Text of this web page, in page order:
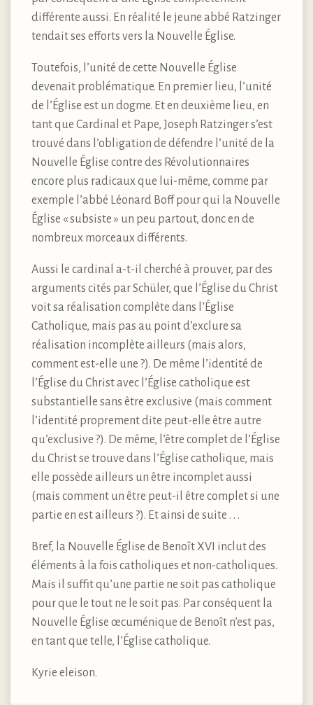
différente aussi. En réalité le jeune abbé Ratzinger
tendait ses efforts vers la Nouvelle Église.
Toutefois, l’unité de cette Nouvelle Église
devenait problématique. En premier lieu, l’unité
de l’Église est un dogme. Et en deuxième lieu, en
tant que Cardinal et Pape, Joseph Ratzinger s’est
trouvé dans l’obligation de défendre l’unité de la
Nouvelle Église contre des Révolutionnaires
encore plus radicaux que lui-même, comme par
exemple l’abbé Léonard Boff pour qui la Nouvelle
Église « subsiste » un peu partout, donc en de
nombreux morceaux différents.
Aussi le cardinal a-t-il cherché à prouver, par des
arguments cités par Schüler, que l’Église du Christ
voit sa réalisation complète dans l’Église
Catholique, mais pas au point d’exclure sa
réalisation incomplète ailleurs (mais alors,
comment est-elle une ?). De même l’identité de
l’Église du Christ avec l’Église catholique est
substantielle sans être exclusive (mais comment
l’identité proprement dite peut-elle être autre
qu’exclusive ?). De même, l’être complet de l’Église
du Christ se trouve dans l’Église catholique, mais
elle possède ailleurs un être incomplet aussi
(mais comment un être peut-il être complet si une
partie en est ailleurs ?). Et ainsi de suite . . .
Bref, la Nouvelle Église de Benoît XVI inclut des
éléments à la fois catholiques et non-catholiques.
Mais il suffit qu’une partie ne soit pas catholique
pour que le tout ne le soit pas. Par conséquent la
Nouvelle Église œcuménique de Benoît n’est pas,
en tant que telle, l’Église catholique.
Kyrie eleison.